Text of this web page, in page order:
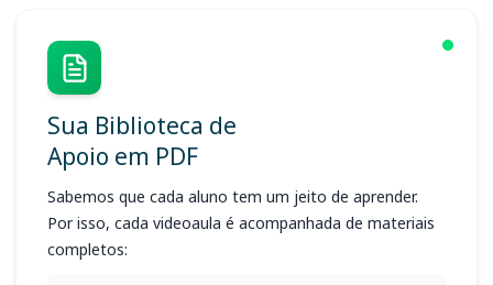
Sua Biblioteca de
Apoio em PDF
Sabemos que cada aluno tem um jeito de aprender.
Por isso, cada videoaula é acompanhada de materiais
completos: